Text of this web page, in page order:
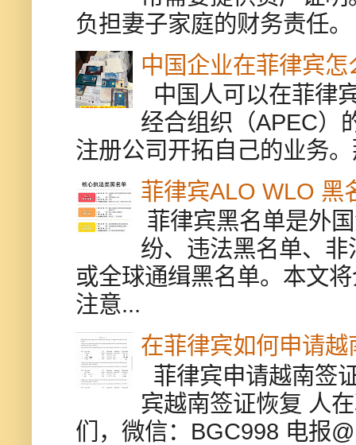
负担妻子家庭的财务责任
中国企业在菲律宾怎
中国人可以在菲律
经合组织（APEC）
注册公司开拓自己的业务
菲律宾ALO WLO 黑
菲律宾黑名单是外
纷、违法黑名单、
或全球通缉黑名单。本文
注意...
在菲律宾如何申请越
菲律宾申请越南签
宾越南签证恢复 人
们，微信：BGC998 电报